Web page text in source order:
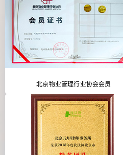
北京物业管理行业协会会员